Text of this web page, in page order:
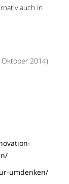
auch in
Oktober 2014)
umdenken/